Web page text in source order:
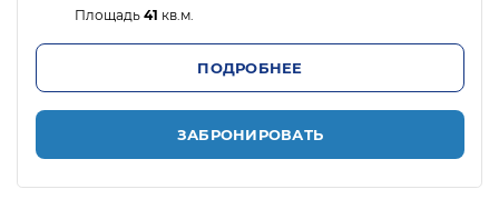
Площадь41 кв.м.
ПОДРОБНЕЕ
ЗАБРОНИРОВАТЬ